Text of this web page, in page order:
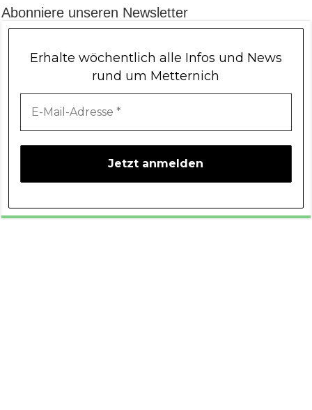
Abonniere unseren Newsletter
Erhalte wöchentlich alle Infos und News
rund um Metternich